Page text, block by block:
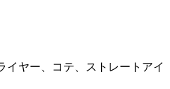
イヤー、コテ、ストレートアイ